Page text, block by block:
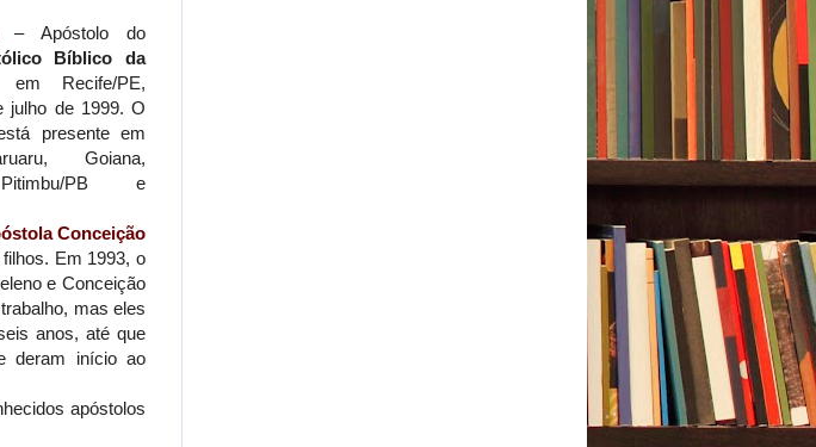
Apóstolo do
Bíblico da
Recife/PE,
julho de 1999. O
presente em
Goiana,
PB e
Conceição
Em 1993, o
e Conceição
mas eles
anos, até que
deram início ao
apóstolos